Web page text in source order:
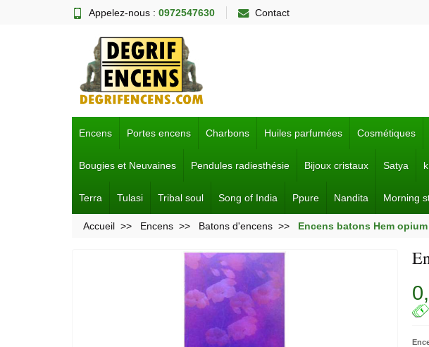
Appelez-nous : 0972547630 Contact
Encens Portes encens Charbons Huiles parfumées Cosmétiques
Bougies et Neuvaines Pendules radiesthésie Bijoux cristaux Satya
Terra Tulasi Tribal soul Song of India Ppure Nandita Morning
Accueil Encens Batons d'encens Encens batons Hem